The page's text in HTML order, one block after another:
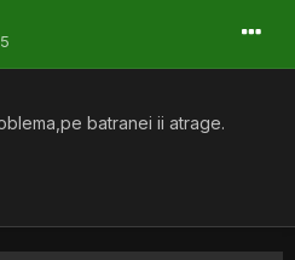
batranei ii atrage.